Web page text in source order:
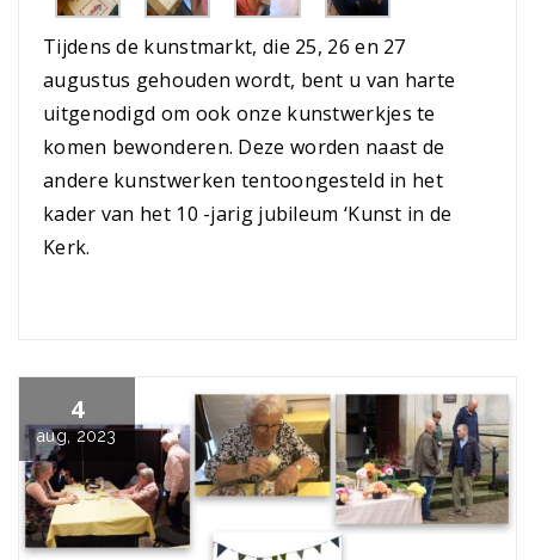
Tijdens de kunstmarkt, die 25, 26 en 27
augustus gehouden wordt, bent u van harte
uitgenodigd om ook onze kunstwerkjes te
komen bewonderen. Deze worden naast de
andere kunstwerken tentoongesteld in het
kader van het 10 -jarig jubileum ‘Kunst in de
Kerk.
4
aug, 2023